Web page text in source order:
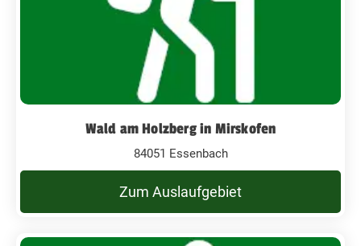
Wald am Holzberg in Mirskofen
84051 Essenbach
Zum Auslaufgebiet